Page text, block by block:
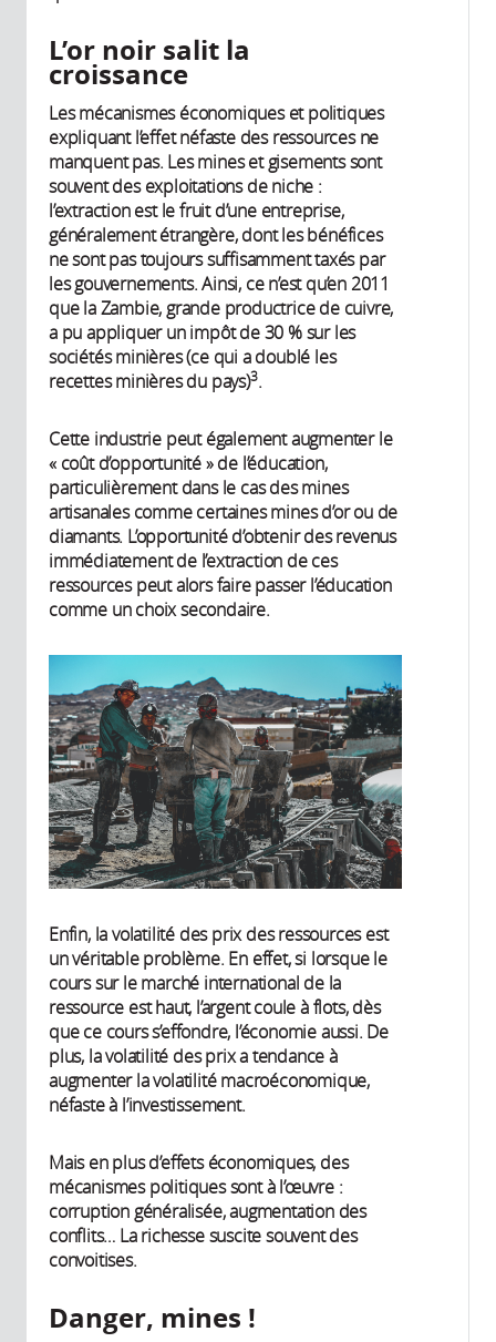
L’or noir salit la
croissance
Les mécanismes économiques et politiques
expliquant l’effet néfaste des ressources ne
manquent pas. Les mines et gisements sont
souvent des exploitations de niche :
l’extraction est le fruit d’une entreprise,
généralement étrangère, dont les bénéfices
ne sont pas toujours suffisamment taxés par
les gouvernements. Ainsi, ce n’est qu’en 2011
que la Zambie, grande productrice de cuivre,
a pu appliquer un impôt de 30 % sur les
sociétés minières (ce qui a doublé les
recettes minières du pays)3.
Cette industrie peut également augmenter le
« coût d’opportunité » de l’éducation,
particulièrement dans le cas des mines
artisanales comme certaines mines d’or ou de
diamants. L’opportunité d’obtenir des revenus
immédiatement de l’extraction de ces
ressources peut alors faire passer l’éducation
comme un choix secondaire.
Enfin, la volatilité des prix des ressources est
un véritable problème. En effet, si lorsque le
cours sur le marché international de la
ressource est haut, l’argent coule à flots, dès
que ce cours s’effondre, l’économie aussi. De
plus, la volatilité des prix a tendance à
augmenter la volatilité macroéconomique,
néfaste à l’investissement.
Mais en plus d’effets économiques, des
mécanismes politiques sont à l’œuvre :
corruption généralisée, augmentation des
conflits… La richesse suscite souvent des
convoitises.
Danger, mines !